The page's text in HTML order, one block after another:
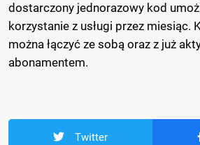
dostarczony jednorazowy kod
korzystanie z usługi przez miesiąc.
można łączyć ze sobą oraz z już
abonamentem.
Twitter